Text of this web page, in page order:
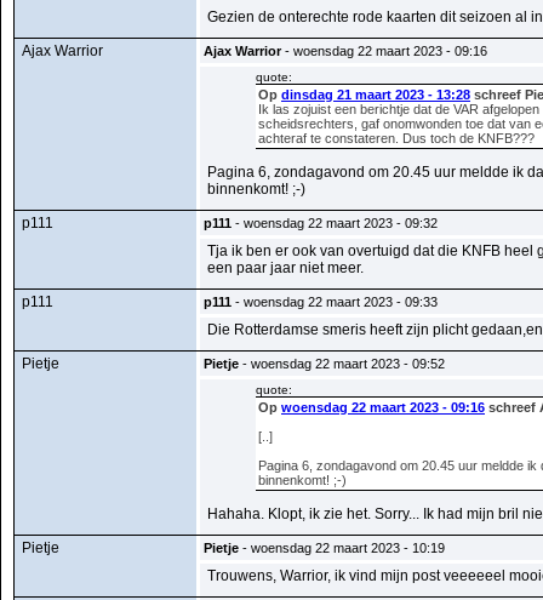
Gezien de onterechte rode kaarten dit seizoen al
Ajax Warrior
Ajax Warrior- woensdag 22 maart 2023 - 09:16
quote:
Op dinsdag 21 maart 2023 - 13:28 schreef
Ik las zojuist een berichtje dat de VAR
scheidsrechters, gaf onomwonden toe dat van
achteraf te constateren. Dus toch de KNFB???
Pagina 6, zondagavond om 20.45 uur meldde ik
binnenkomt! ;-)
p111
p111 - woensdag 22 maart 2023 - 09:32
Tja ik ben er ook van overtuigd dat die KNFB
een paar jaar niet meer.
p111
p111 - woensdag 22 maart 2023 - 09:33
Die Rotterdamse smeris heeft zijn plicht
Pietje
Pietje - woensdag 22 maart 2023 - 09:52
quote:
Op woensdag 22 maart 2023 - 09:16 schreef
[..]
Pagina 6, zondagavond om 20.45 uur meldde
binnenkomt! ;-)
Hahaha. Klopt, ik zie het. Sorry... Ik had mijn bril
Pietje
Pietje - woensdag 22 maart 2023 - 10:19
Trouwens, Warrior, ik vind mijn post veeeeeel